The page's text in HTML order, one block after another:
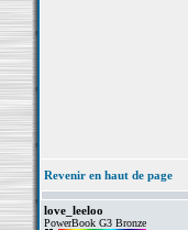
Revenir en haut de page
love_leeloo
PowerBook G3 Bronze